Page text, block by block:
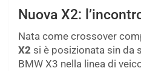
Nuova X2:
Nata come crossover
X2 si è posizionata sin da
BMW X3 nella linea di